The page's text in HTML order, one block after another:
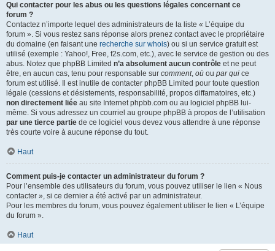
Qui contacter pour les abus ou les questions légales concernant ce
forum ?
Contactez n’importe lequel des administrateurs de la liste « L’équipe du
forum ». Si vous restez sans réponse alors prenez contact avec le propriétaire
du domaine (en faisant une recherche sur whois) ou si un service gratuit est
utilisé (exemple : Yahoo!, Free, f2s.com, etc.), avec le service de gestion ou des
abus. Notez que phpBB Limited n’a absolument aucun contrôle et ne peut
être, en aucun cas, tenu pour responsable sur comment, où ou par qui ce
forum est utilisé. Il est inutile de contacter phpBB Limited pour toute question
légale (cessions et désistements, responsabilité, propos diffamatoires, etc.)
non directement liée au site Internet phpbb.com ou au logiciel phpBB lui-
même. Si vous adressez un courriel au groupe phpBB à propos de l’utilisation
par une tierce partie de ce logiciel vous devez vous attendre à une réponse
très courte voire à aucune réponse du tout.
Haut
Comment puis-je contacter un administrateur du forum ?
Pour l’ensemble des utilisateurs du forum, vous pouvez utiliser le lien « Nous
contacter », si ce dernier a été activé par un administrateur.
Pour les membres du forum, vous pouvez également utiliser le lien « L’équipe
du forum ».
Haut